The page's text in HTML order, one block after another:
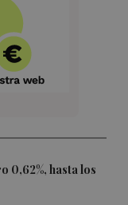
0,62%, hasta los